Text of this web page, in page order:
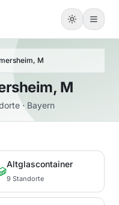
M
M
· Bayern
Altglascontainer
9 Standorte